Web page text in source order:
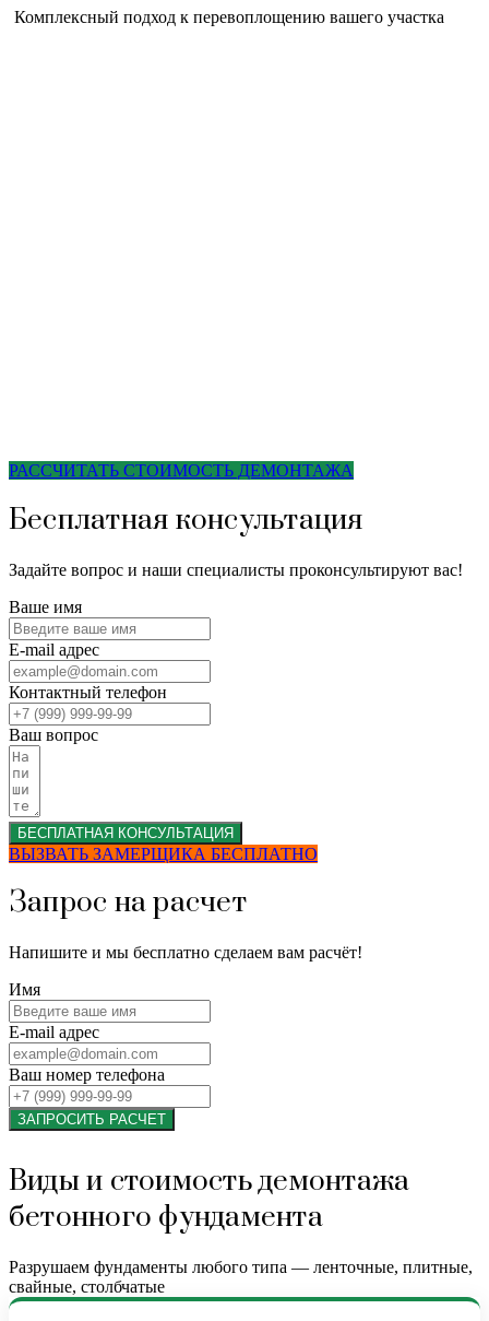
Комплексный подход к перевоплощению вашего участка
РАССЧИТАТЬ СТОИМОСТЬ ДЕМОНТАЖА
Бесплатная консультация
Задайте вопрос и наши специалисты проконсультируют вас!
Ваше имя
E-mail адрес
Контактный телефон
Ваш вопрос
БЕСПЛАТНАЯ КОНСУЛЬТАЦИЯ
ВЫЗВАТЬ ЗАМЕРЩИКА БЕСПЛАТНО
Запрос на расчет
Напишите и мы бесплатно сделаем вам расчёт!
Имя
E-mail адрес
Ваш номер телефона
ЗАПРОСИТЬ РАСЧЕТ
Виды и стоимость демонтажа
бетонного фундамента
Разрушаем фундаменты любого типа — ленточные, плитные,
свайные, столбчатые